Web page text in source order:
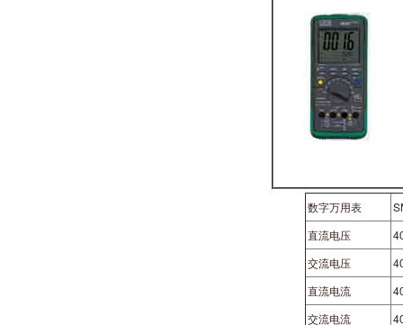
数字万用表
直流电压
交流电压
直流电流
交流电流